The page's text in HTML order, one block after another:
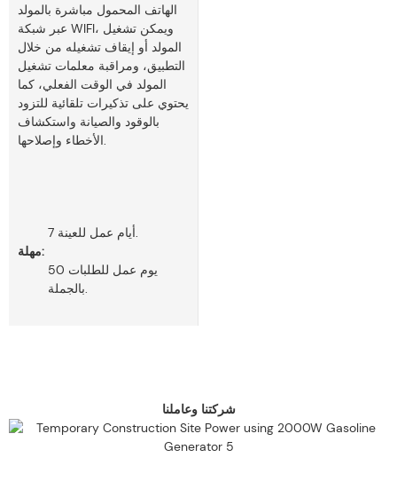
الهاتف المحمول مباشرة بالمولد
عبر شبكة WIFI، ويمكن تشغيل
المولد أو إيقاف تشغيله من خلال
التطبيق، ومراقبة معلمات تشغيل
المولد في الوقت الفعلي، كما
يحتوي على تذكيرات تلقائية للتزود
بالوقود والصيانة واستكشاف
الأخطاء وإصلاحها.
مهلة:
7 أيام عمل للعينة.
50 يوم عمل للطلبات
بالجملة.
شركتنا وعاملنا